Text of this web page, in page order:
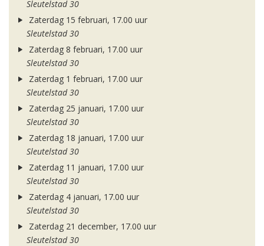
Sleutelstad 30
Zaterdag 15 februari, 17.00 uur
Sleutelstad 30
Zaterdag 8 februari, 17.00 uur
Sleutelstad 30
Zaterdag 1 februari, 17.00 uur
Sleutelstad 30
Zaterdag 25 januari, 17.00 uur
Sleutelstad 30
Zaterdag 18 januari, 17.00 uur
Sleutelstad 30
Zaterdag 11 januari, 17.00 uur
Sleutelstad 30
Zaterdag 4 januari, 17.00 uur
Sleutelstad 30
Zaterdag 21 december, 17.00 uur
Sleutelstad 30